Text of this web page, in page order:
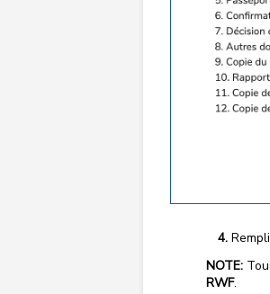
NOTE:
RWF.